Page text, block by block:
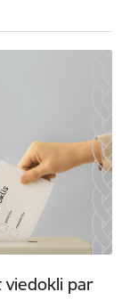
viedokli par